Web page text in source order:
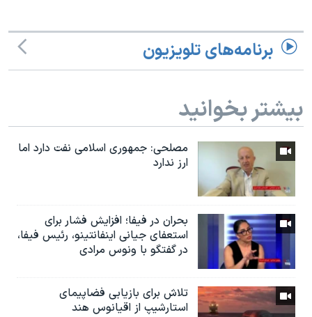
برنامه‌های تلویزیون
بیشتر بخوانید
مصلحی: جمهوری اسلامی نفت دارد اما
ارز ندارد
بحران در فیفا؛ افزایش فشار برای
استعفای جیانی اینفانتینو، رئیس فیفا،
در گفتگو با ونوس مرادی
تلاش برای بازیابی فضاپیمای
استارشیپ از اقیانوس هند